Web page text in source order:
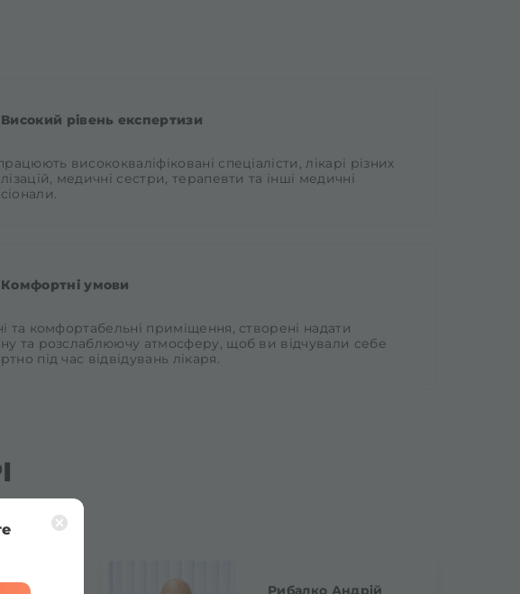
Високий рівень експертизи
висококваліфіковані спеціалісти, лікарі різних
медичні сестри, терапевти та інші медичні
Комфортні умови
та комфортабельні приміщення, створені надати
та розслаблюючу атмосферу, щоб ви відчували себе
під час відвідувань лікаря.